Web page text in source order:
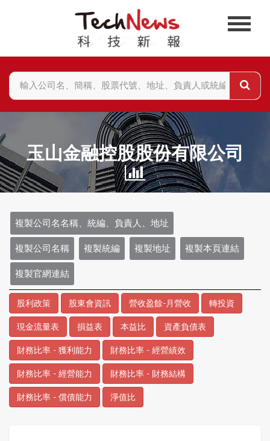
玉山金融控股股份有限公司
複製公司名名稱、統編、負責人、地址
複製公司名稱 複製統編 複製地址 複製本頁連結
複製官網連結
股利政策 股東會資訊 營收盈餘-月營收 轉投資
現金流量表 損益表 本益比 資產負債表
財務比率 - 獲利能力 財務比率 - 經營績效
財務比率 - 經營能力 財務比率 - 財務結構
財務比率 - 償債能力 淨值比